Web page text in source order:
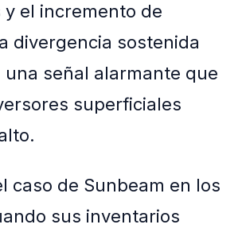
el incremento de
divergencia sostenida
señal alarmante que
superficiales
caso de Sunbeam en los
sus inventarios